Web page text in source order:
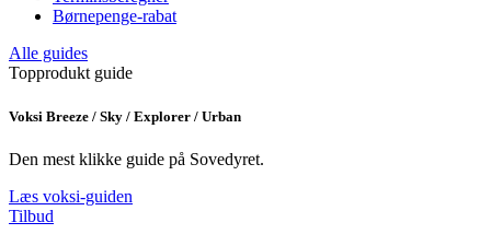
Børnepenge-rabat
Alle guides
Topprodukt guide
Voksi Breeze / Sky / Explorer / Urban
Den mest klikke guide på Sovedyret.
Læs voksi-guiden
Tilbud